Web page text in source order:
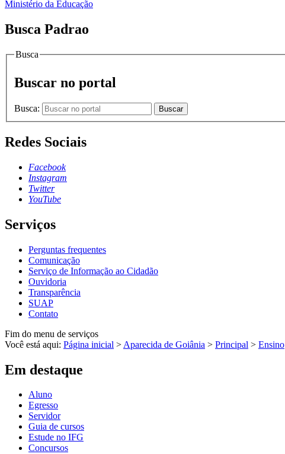
Ministério da Educação
Busca Padrao
Busca
Buscar no portal
Busca: Buscar
Redes Sociais
Facebook
Instagram
Twitter
YouTube
Serviços
Perguntas frequentes
Comunicação
Serviço de Informação ao Cidadão
Ouvidoria
Transparência
SUAP
Contato
Fim do menu de serviços
Você está aqui: Página inicial > Aparecida de Goiânia > Principal > Ensino
Em destaque
Aluno
Egresso
Servidor
Guia de cursos
Estude no IFG
Concursos